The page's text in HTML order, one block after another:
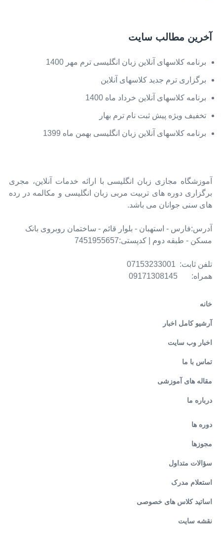
آخرین مطالب سایت
برنامه کلاسهای آنلاین زبان انگلیسی ترم مهر 1400
برگزاری ترم جدید کلاسهای آنلاین
برنامه کلاسهای آنلاین خرداد ماه 1400
تخفیف ويژه پیش ثبت نام ترم بهار
برنامه کلاسهای آنلاین زبان انگلیسی بهمن ماه 1399
آموزشگاه مجازی زبان انگلیسی با ارائه خدمات آنلاین، مجری
برگزاری دوره های تربیت مربی زبان انگلیسی و مکالمه در رده
های سنی جوانان می باشد.
آدرس:فارس - استهبان - بلوار قائم - ساختمان روبروی بانک
مسکن - طبقه دوم | کدپستی:7451955657
تلفن ثابت: 07153233001
همراه: 09171308145
خانه
آرشیو کامل اخبار
اخبار وب سایت
تماس با ما
مقاله های آموزشی
درباره ما
دوره ها
مجوزها
سؤالات متداول
استعلام مدرک
اساتید کلاس های خصوصی
نقشه سایت